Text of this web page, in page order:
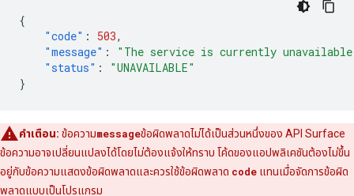
{
"code" : 503,
"message" :
"The service is currently
"status" :
"UNAVAILABLE"
}
คำเตือน: ข้อความmessageข้อผิดพลาดไม่ได้เป็นส่วนหนึ่งของ API Surface
ข้อความอาจเปลี่ยนแปลงได้โดยไม่ต้องแจ้งให้ทราบ โค้ดของแอปพลิเคชันต้องไม่ขึ้น
อยู่กับข้อความแสดงข้อผิดพลาดและควรใช้ข้อผิดพลาด code แทนเมื่อจัดการข้อผิด
พลาดแบบเป็นโปรแกรม